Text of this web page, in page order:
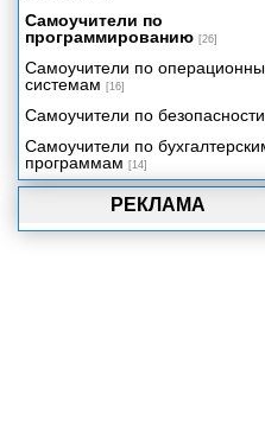
РЕКЛАМА
Самоучители по
программированию [26]
Самоучители по
системам [16]
Самоучители по безопасности
Самоучители по
программам [14]